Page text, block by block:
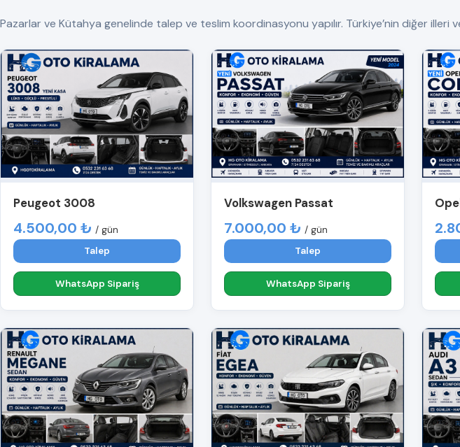
Pazarlar ve Kütahya genelinde talep ve teslim koordinasyonu yapılır. Türkiye’nin diğer illeri
Peugeot 3008
4.500,00 ₺ / gün
Talep
WhatsApp Sipariş
Volkswagen Passat
7.000,00 ₺ / gün
Talep
WhatsApp Sipariş